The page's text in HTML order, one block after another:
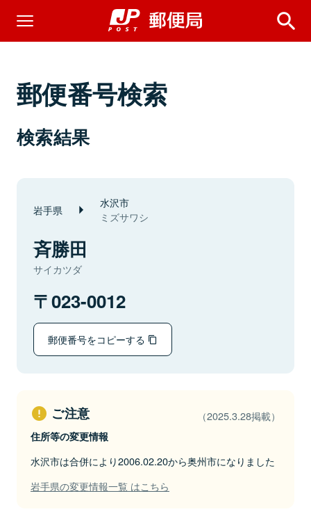
郵便番号検索
検索結果
岩手県 水沢市
ミズサワシ
斉勝田
サイカツダ
023-0012
郵便番号をコピーする
ご注意 （2025.3.28掲載）
住所等の変更情報
水沢市は合併により2006.02.20から奥州市になりました
岩手県の変更情報一覧 はこちら